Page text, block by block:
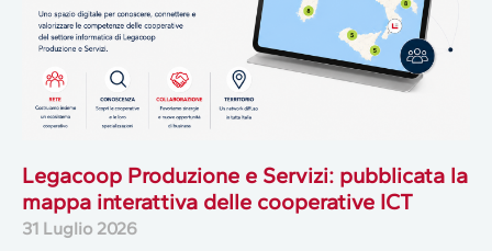
Legacoop Produzione e Servizi: pubblicata la
mappa interattiva delle cooperative ICT
31 Luglio 2026